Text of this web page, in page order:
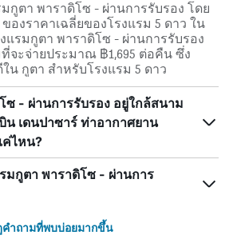
กูตา พาราดิโซ - ผ่านการรับรอง โดย
องราคาเฉลี่ยของโรงแรม 5 ดาว ใน
แรมกูตา พาราดิโซ - ผ่านการรับรอง
จะจ่ายประมาณ ฿1,695 ต่อคืน ซึ่ง
น กูตา สำหรับโรงแรม 5 ดาว
ซ - ผ่านการรับรอง อยู่ใกล้สนาม
เดนปาซาร์ ท่าอากาศยาน
ค่ไหน?
มกูตา พาราดิโซ - ผ่านการ
คำถามที่พบบ่อยมากขึ้น